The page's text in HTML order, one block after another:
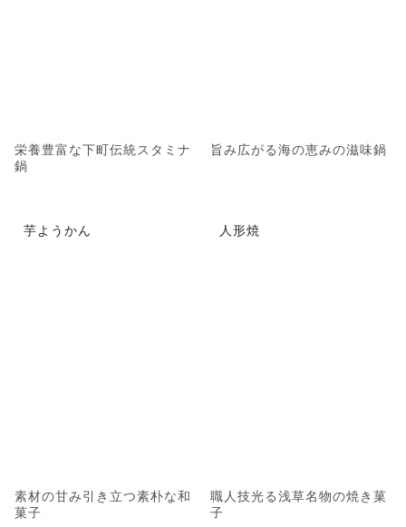
栄養豊富な下町伝統スタミナ
鍋
旨み広がる海の恵みの滋味鍋
芋ようかん
素材の甘み引き立つ素朴な和
菓子
人形焼
職人技光る浅草名物の焼き菓
子